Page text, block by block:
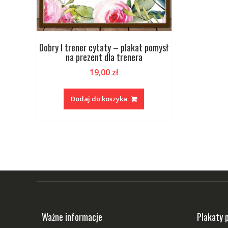
Dobry I trener cytaty – plakat pomysł
na prezent dla trenera
19,00 zł
Dodaj do koszyka
Ważne informacje Plakaty